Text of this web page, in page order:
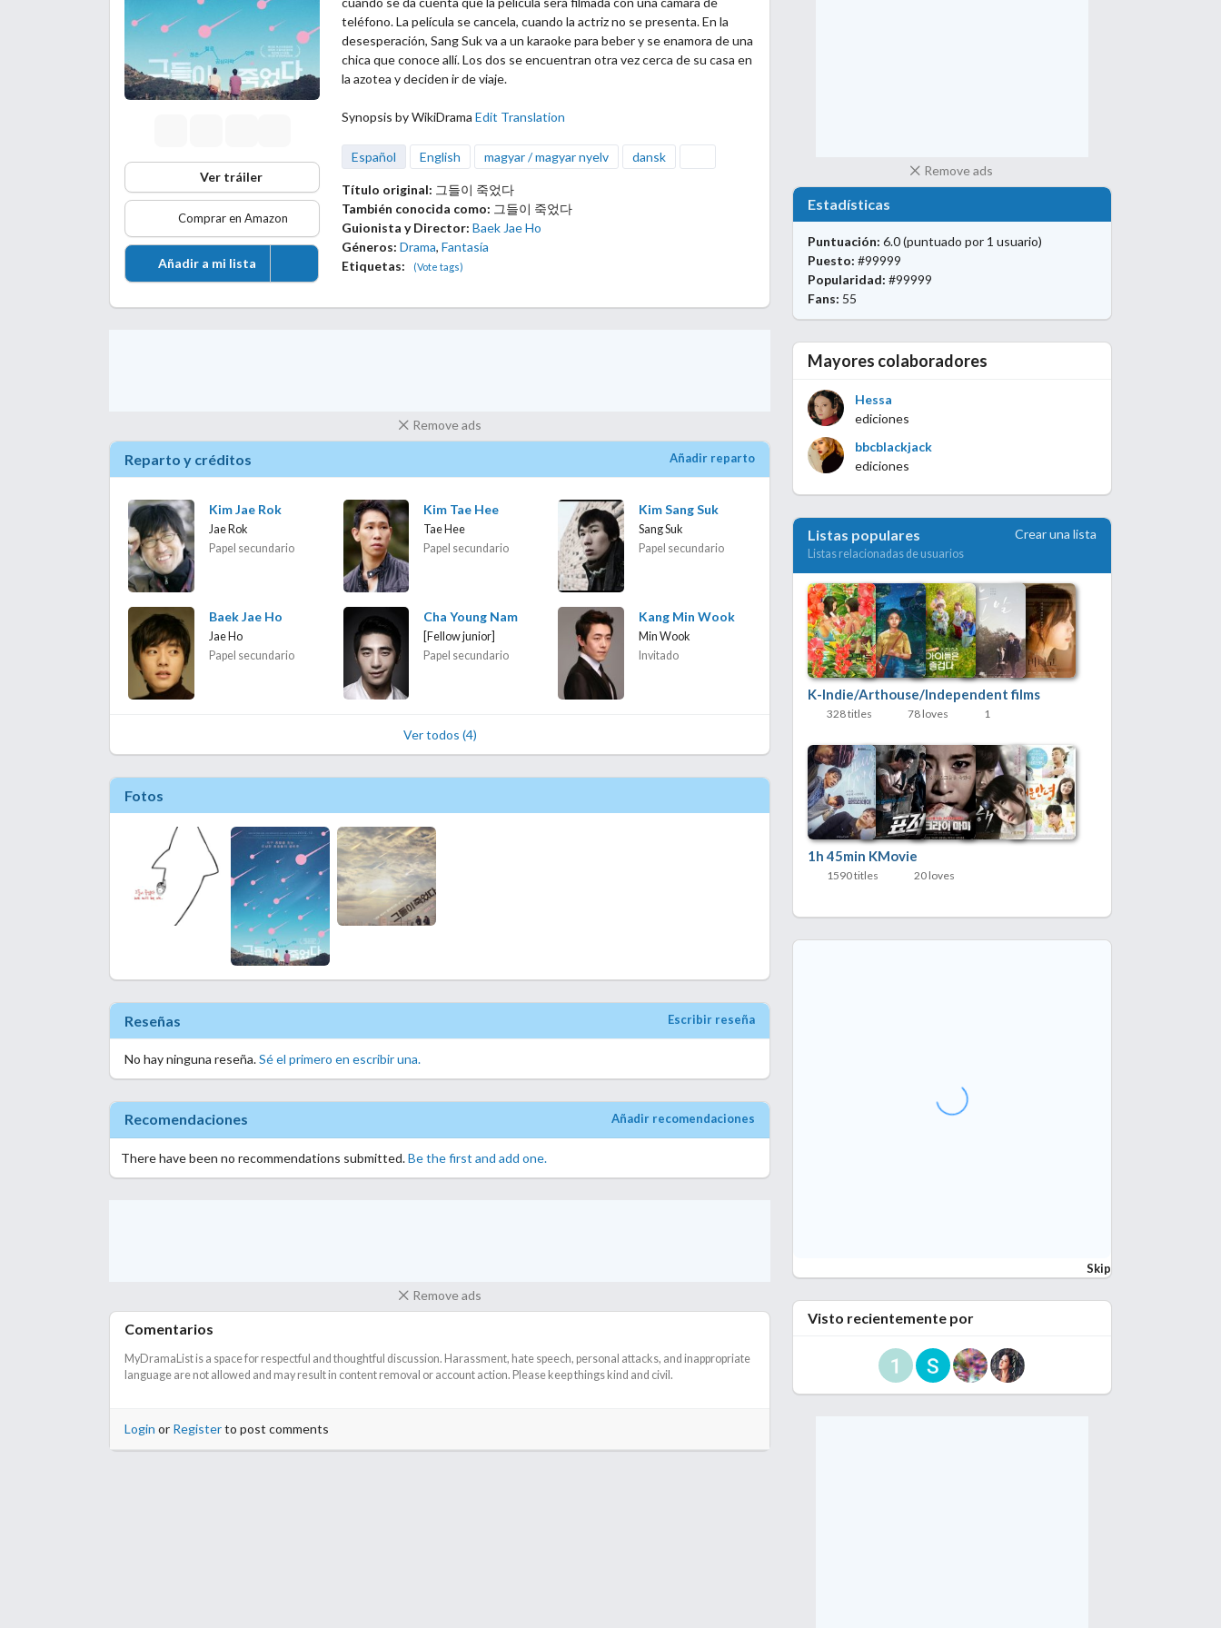
Ver tráiler
Comprar en Amazon
Añadir a mi lista
teléfono. La película se cancela, cuando la actriz no sepresenta. En la
desesperación, Sang Suk va a un karaoke para beber y se enamora de una
chica que conoce allí. Los dos se encuentran otra vez cerca de su casa en
la azotea y deciden ir de viaje.
Synopsis by WikiDrama Edit Translation
Español English magyar / magyar nyelv dansk
Título original: 그들이 죽었다
También conocida como: 그들이 죽었다
Guionista y Director: Baek Jae Ho
Géneros: Drama,Fantasía
Etiquetas:
(Vote tags)
Remove ads
Reparto y créditos Añadir reparto
Kim Jae Rok
Jae Rok
Papel secundario
Kim Tae Hee
Tae Hee
Papel secundario
Kim Sang Suk
Sang Suk
Papel secundario
Baek Jae Ho
Jae Ho
Papel secundario
Cha Young Nam
[Fellow junior]
Papel secundario
Kang Min Wook
Min Wook
Invitado
Ver todos (4)
Fotos
Reseñas Escribir reseña
No hay ninguna reseña.Sé el primero en escribir una.
Recomendaciones Añadir recomendaciones
There have been no recommendations submitted.Be the first and add one.
Remove ads
Comentarios
MyDramaList is a space for respectful and thoughtful discussion. Harassment, hate speech, personal attacks, and inappropriate
language are not allowed and may result in content removal or account action. Please keep things kind and civil.
Login or Registerto post comments
Remove ads
Estadísticas
Puntuación: 6.0(puntuado por 1 usuario)
Puesto: #99999
Popularidad: #99999
Fans: 55
Mayores colaboradores
Hessa
ediciones
bbcblackjack
ediciones
Listas populares
Listas relacionadas de usuarios
Crear una lista
K-Indie/Arthouse/Independent films
328 titles 78 loves 1
1h 45min KMovie
1590 titles 20 loves
Skip
Visto recientemente por